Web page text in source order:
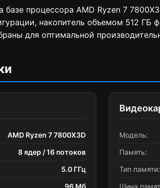
базе процессора AMD Ryzen 7
накопитель объемом 512 ГБ
для оптимальной
AMD Ryzen 7 7800X3D
8 ядер / 16 потоков
5.0 ГГц
96 Мб
Модель:
Память:
Тип памяти:
Шина